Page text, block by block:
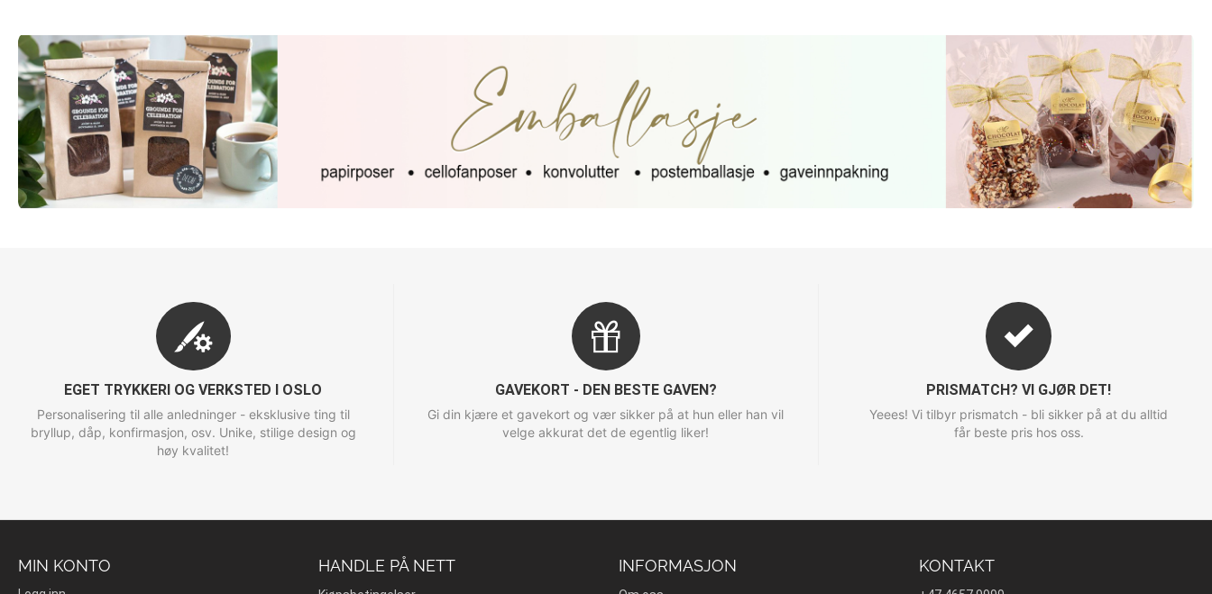
EGET TRYKKERI OG VERKSTED I OSLO
Personalisering til alle anledninger - eksklusive ting til
bryllup, dåp, konfirmasjon, osv. Unike, stilige design og
høy kvalitet!
GAVEKORT - DEN BESTE GAVEN?
Gi din kjære et gavekort og vær sikker på at hun eller han vil
velge akkurat det de egentlig liker!
PRISMATCH? VI GJØR DET!
Yeees! Vi tilbyr prismatch - bli sikker på at du alltid
får beste pris hos oss.
MIN KONTO HANDLE PÅ NETT INFORMASJON KONTAKT